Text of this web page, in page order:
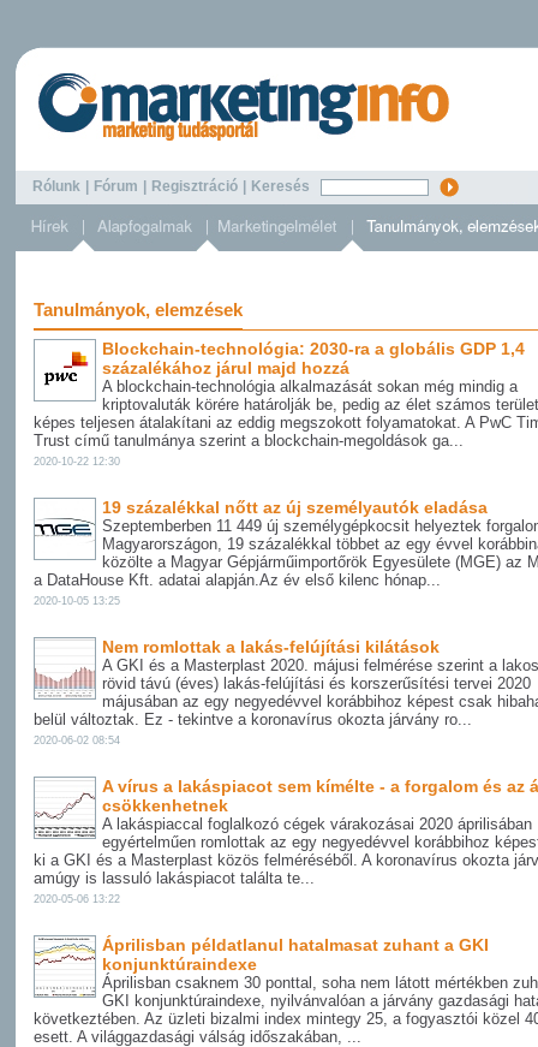
Rólunk Fórum Regisztráció Keresés
Tanulmányok, elemzések
Blockchain-technológia: 2030-ra a globális GDP 1,4
százalékához járul majd hozzá
A blockchain-technológia alkalmazását sokan még mindig a
kriptovaluták körére határolják be, pedig az élet számos
képes teljesen átalakítani az eddig megszokott folyamatokat. A PwC
Trust című tanulmánya szerint a blockchain-megoldások ga...
2020-10-22 12:30
19 százalékkal nőtt az új személyautók eladása
Szeptemberben 11 449 új személygépkocsit helyeztek
Magyarországon, 19 százalékkal többet az egy évvel
közölte a Magyar Gépjárműimportőrök Egyesülete (MGE) az
a DataHouse Kft. adatai alapján.Az év első kilenc hónap...
2020-10-05 13:25
Nem romlottak a lakás-felújítási kilátások
A GKI és a Masterplast 2020. májusi felmérése szerint a
rövid távú (éves) lakás-felújítási és korszerűsítési tervei 2020
májusában az egy negyedévvel korábbihoz képest csak
belül változtak. Ez - tekintve a koronavírus okozta járvány ro...
2020-06-02 08:54
A vírus a lakáspiacot sem kímélte - a forgalom és az
csökkenhetnek
A lakáspiaccal foglalkozó cégek várakozásai 2020 áprilisában
egyértelműen romlottak az egy negyedévvel korábbihoz
ki a GKI és a Masterplast közös felméréséből. A koronavírus okozta
amúgy is lassuló lakáspiacot találta te...
2020-05-06 13:22
Áprilisban példatlanul hatalmasat zuhant a GKI
konjunktúraindexe
Áprilisban csaknem 30 ponttal, soha nem látott mértékben
GKI konjunktúraindexe, nyilvánvalóan a járvány gazdasági
következtében. Az üzleti bizalmi index mintegy 25, a fogyasztói közel
esett. A világgazdasági válság időszakában, ...